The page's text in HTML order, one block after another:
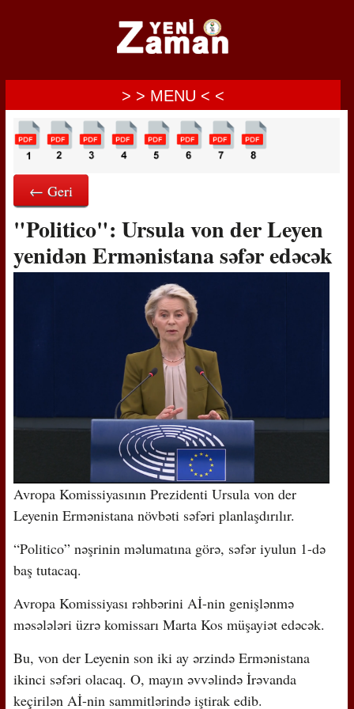
> > MENU < <
← Geri
"Politico": Ursula von der Leyen
yenidən Ermənistana səfər edəcək
Avropa Komissiyasının Prezidenti Ursula von der
Leyenin Ermənistana növbəti səfəri planlaşdırılır.
“Politico” nəşrinin məlumatına görə, səfər iyulun 1-də
baş tutacaq.
Avropa Komissiyası rəhbərini Aİ-nin genişlənmə
məsələləri üzrə komissarı Marta Kos müşayiət edəcək.
Bu, von der Leyenin son iki ay ərzində Ermənistana
ikinci səfəri olacaq. O, mayın əvvəlində İrəvanda
keçirilən Aİ-nin sammitlərində iştirak edib.